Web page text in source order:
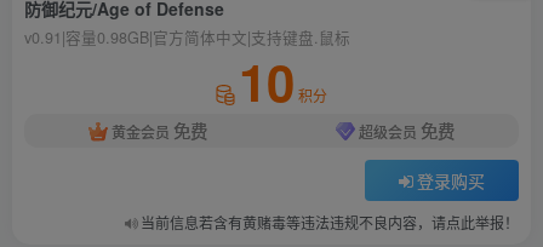
防御纪元/Age of Defense
v0.91|容量0.98GB|官方简体中文|支持键盘.鼠标
10 积分
黄金会员 免费 超级会员 免费
登录购买
当前信息若含有黄赌毒等违法违规不良内容，请点此举报！